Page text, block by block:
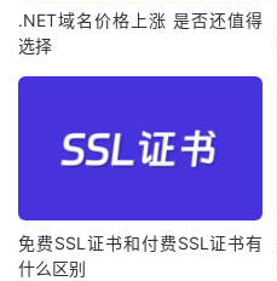
.NET域名价格上涨 是否还值得
选择
免费SSL证书和付费SSL证书有
什么区别